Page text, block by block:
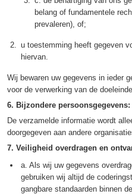
belang of fundamentele
prevaleren), of;
u toestemming heeft gegeven
hiervan.
Wij bewaren uw gegevens in ieder
voor de verwerking van de
6. Bijzondere persoonsgegevens:
De verzamelde informatie wordt
doorgegeven aan andere
7. Veiligheid overdragen en
a. Als wij uw gegevens
gebruiken wij altijd de
gangbare standaarden binnen